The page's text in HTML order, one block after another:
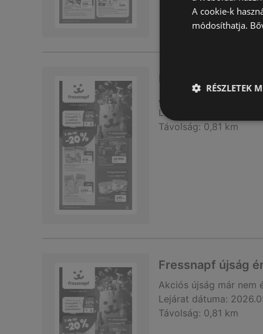
Fressnapf újság
Akciós újság
Lejárat dátuma:
Távolság: 0,81 km
Fressnapf újság
Akciós újság már nem
Lejárat dátuma:
Távolság: 0,81 km
A cookie-k
módosíthatja.
RÉSZLETEK